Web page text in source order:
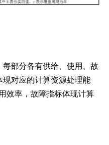
部分各有供给、使用、故
对应的计算资源处理能
效率，故障指标体现计算